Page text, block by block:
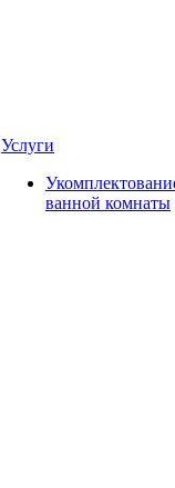
Услуги
ванной комнаты